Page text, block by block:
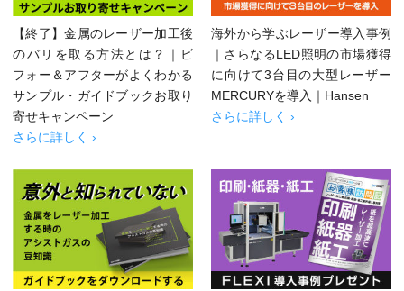
【終了】金属のレーザー加工後
のバリを取る方法とは？｜ビ
フォー＆アフターがよくわかる
サンプル・ガイドブックお取り
寄せキャンペーン
さらに詳しく ›
海外から学ぶレーザー導入事例
｜さらなるLED照明の市場獲得
に向けて3台目の大型レーザー
MERCURYを導入｜Hansen
さらに詳しく ›